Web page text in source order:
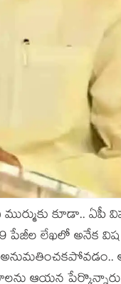
కూడా.. ఏపీ
9 పేజీల లేఖ‌లో అనేక